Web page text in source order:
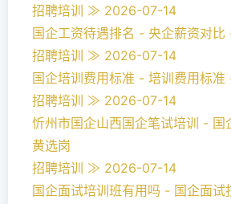
招聘培训 ≫ 2026-07-14
国企工资待遇排名 - 央企薪资对比
招聘培训 ≫ 2026-07-14
国企培训费用标准 - 培训费用标准
招聘培训 ≫ 2026-07-14
忻州市国企山西国企笔试培训 - 国
黄选岗
招聘培训 ≫ 2026-07-14
国企面试培训班有用吗 - 国企面试